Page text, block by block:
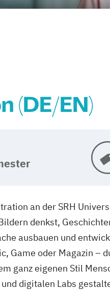
(DE/EN)
an der SRH
denkst,
ausbauen und
Game oder Magazin –
ganz eigenen Stil
digitalen Labs